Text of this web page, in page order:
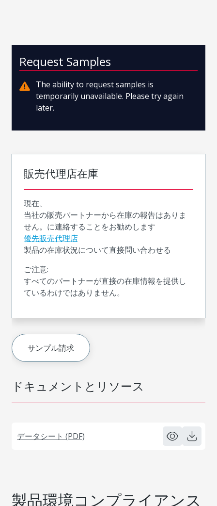
ドキュメントとリソース
データシート (PDF)
Request Samples
The ability to request samples is
temporarily unavailable. Please try again
later.
販売代理店在庫
現在、
当社の販売パートナーから在庫の報告はありま
せん。に連絡することをお勧めします
優先販売代理店
製品の在庫状況について直接問い合わせる
ご注意:
すべてのパートナーが直接の在庫情報を提供し
ているわけではありません。
サンプル請求
製品環境コンプライアンス